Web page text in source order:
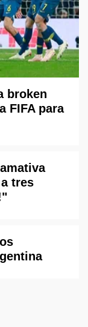
broken
FIFA para
tres